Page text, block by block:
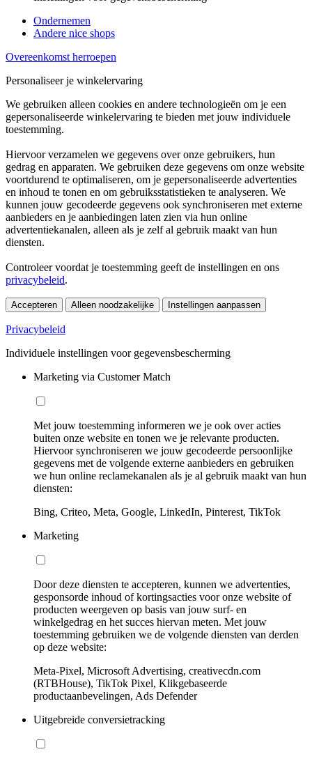
Ondernemen
Andere nice shops
Overeenkomst herroepen
Personaliseer je winkelervaring
We gebruiken alleen cookies en andere technologieën om je een
gepersonaliseerde winkelervaring te bieden met jouw individuele
toestemming.
Hiervoor verzamelen we gegevens over onze gebruikers, hun
gedrag en apparaten. We gebruiken deze gegevens om onze website
voortdurend te optimaliseren, om je gepersonaliseerde advertenties
en inhoud te tonen en om gebruiksstatistieken te analyseren. We
kunnen jouw gecodeerde gegevens ook synchroniseren met externe
aanbieders en je aanbiedingen laten zien via hun online
advertentiekanalen, alleen als je zelf al gebruik maakt van hun
diensten.
Controleer voordat je toestemming geeft de instellingen en ons
privacybeleid.
Accepteren Alleen noodzakelijke Instellingen aanpassen
Privacybeleid
Individuele instellingen voor gegevensbescherming
Marketing via Customer Match
Met jouw toestemming informeren we je ook over acties
buiten onze website en tonen we je relevante producten.
Hiervoor synchroniseren we jouw gecodeerde persoonlijke
gegevens met de volgende externe aanbieders en gebruiken
we hun online reclamekanalen als je al gebruik maakt van hun
diensten:
Bing, Criteo, Meta, Google, LinkedIn, Pinterest, TikTok
Marketing
Door deze diensten te accepteren, kunnen we advertenties,
gesponsorde inhoud of kortingsacties voor onze website of
producten weergeven op basis van jouw surf- en
winkelgedrag en het succes hiervan meten. Met jouw
toestemming gebruiken we de volgende diensten van derden
op deze website:
Meta-Pixel, Microsoft Advertising, creativecdn.com
(RTBHouse), TikTok Pixel, Klikgebaseerde
productaanbevelingen, Ads Defender
Uitgebreide conversietracking